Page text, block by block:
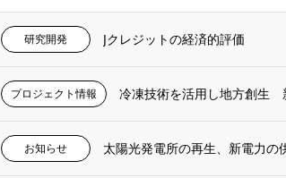
研究開発 Jクレジットの経済的評価
プロジェクト情報 冷凍技術を活用し地方創生
お知らせ 太陽光発電所の再生、新電力の